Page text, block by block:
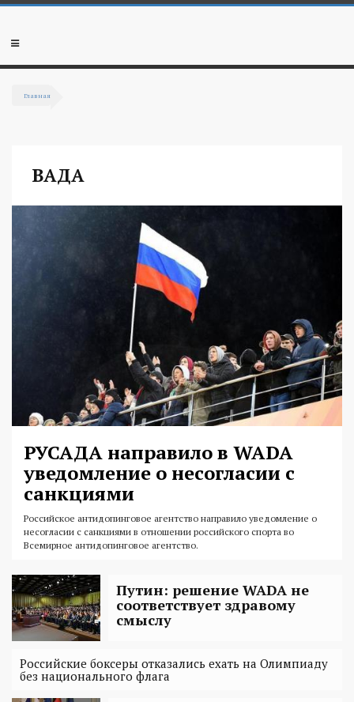
Перейти к основному содержанию
Мобильное
Главная
ВАДА
РУСАДА направило в WADA
уведомление о несогласии с
санкциями
Российское антидопинговое агентство направило уведомление о
несогласии с санкциями в отношении российского спорта во
Всемирное антидопинговое агентство.
Путин: решение WADA не
соответствует здравому
смыслу
Российские боксеры отказались ехать на Олимпиаду
без национального флага